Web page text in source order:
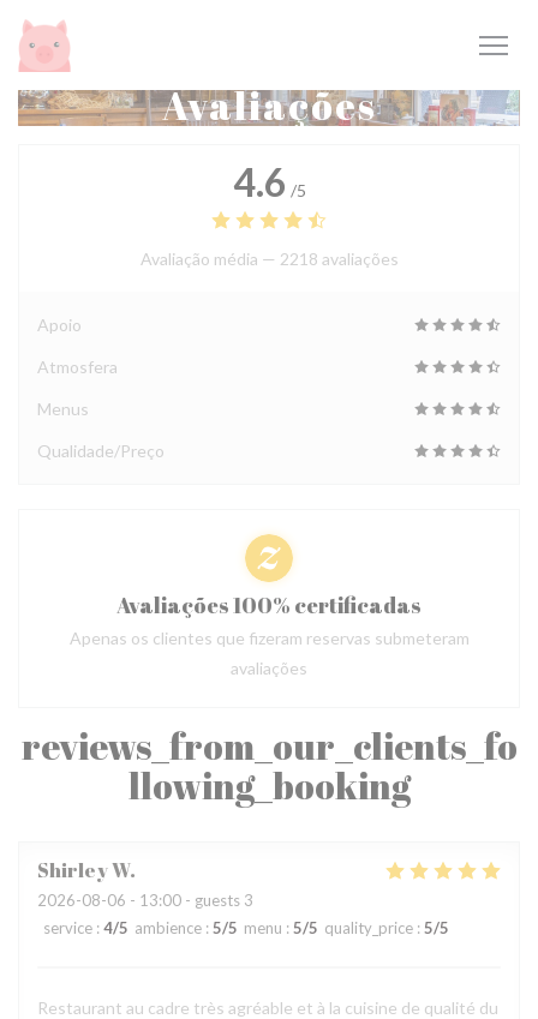
Painel de Gerenciamento de Cookies
Avaliações
reviews_from_our_clients_fo
llowing_booking
ShirleyW
2026-08-06 - 13:00 - guests 3
service : 4/5 ambience : 5/5 menu : 5/5 quality_price : 5/5
Restaurant au cadre très agréable et à la cuisine de qualité du
4.6 /5
Avaliação média — 2218 avaliações
Apoio
Atmosfera
Menus
Qualidade/Preço
Avaliações 100% certificadas
Apenas os clientes que fizeram reservas submeteram
avaliações